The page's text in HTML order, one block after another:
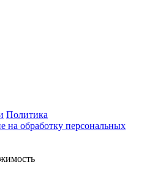
Политика
на обработку персональных